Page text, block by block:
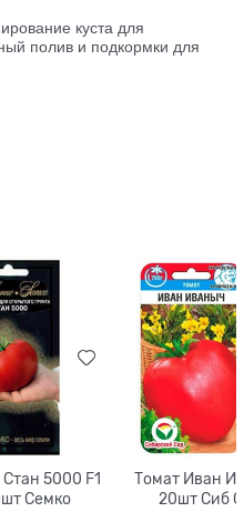
куста для
полив и подкормки для
5000 F1
Семко
Томат Иван
20шт Сиб